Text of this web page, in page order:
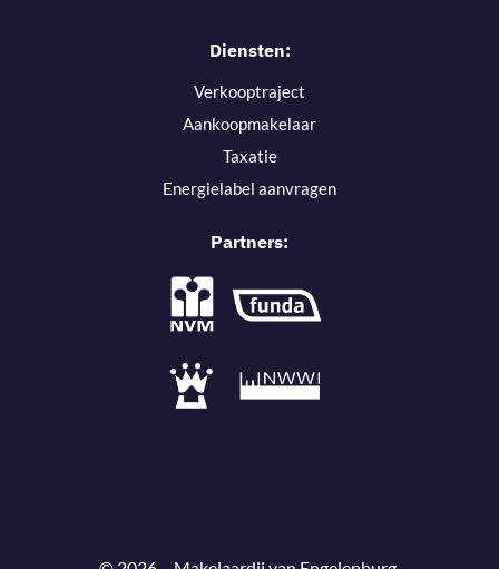
Diensten:
Verkooptraject
Aankoopmakelaar
Taxatie
Energielabel aanvragen
Partners: